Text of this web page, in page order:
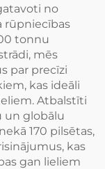
no
rūpniecības
tonnu
mēs
par precīzi
kas ideāli
Atbalstīti
un globālu
170 pilsētas,
kas
gan lieliem